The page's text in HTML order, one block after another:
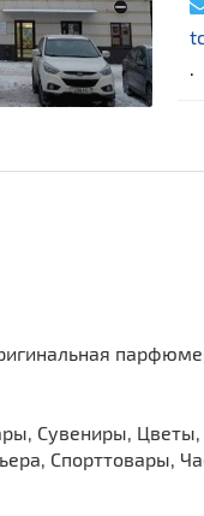
.
Сувениры,
Спорттовары,